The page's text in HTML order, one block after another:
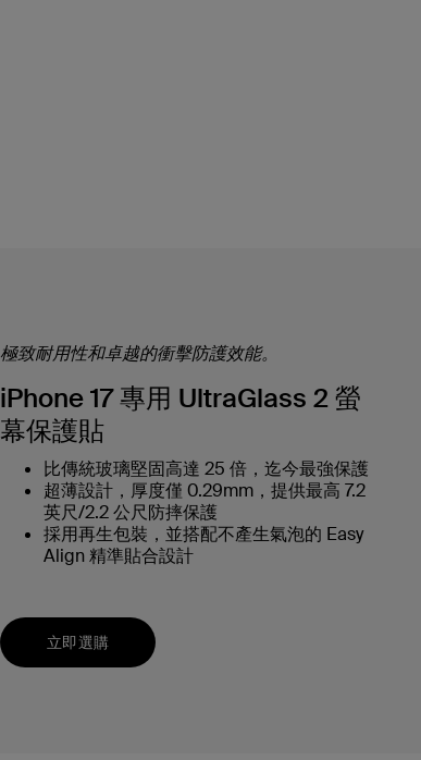
極致耐用性和卓越的衝擊防護效能。
iPhone 17 專用 UltraGlass 2 螢
幕保護貼
比傳統玻璃堅固高達 25 倍，迄今最強保護
超薄設計，厚度僅 0.29mm，提供最高 7.2
英尺/2.2 公尺防摔保護
採用再生包裝，並搭配不產生氣泡的 Easy
Align 精準貼合設計
立即選購